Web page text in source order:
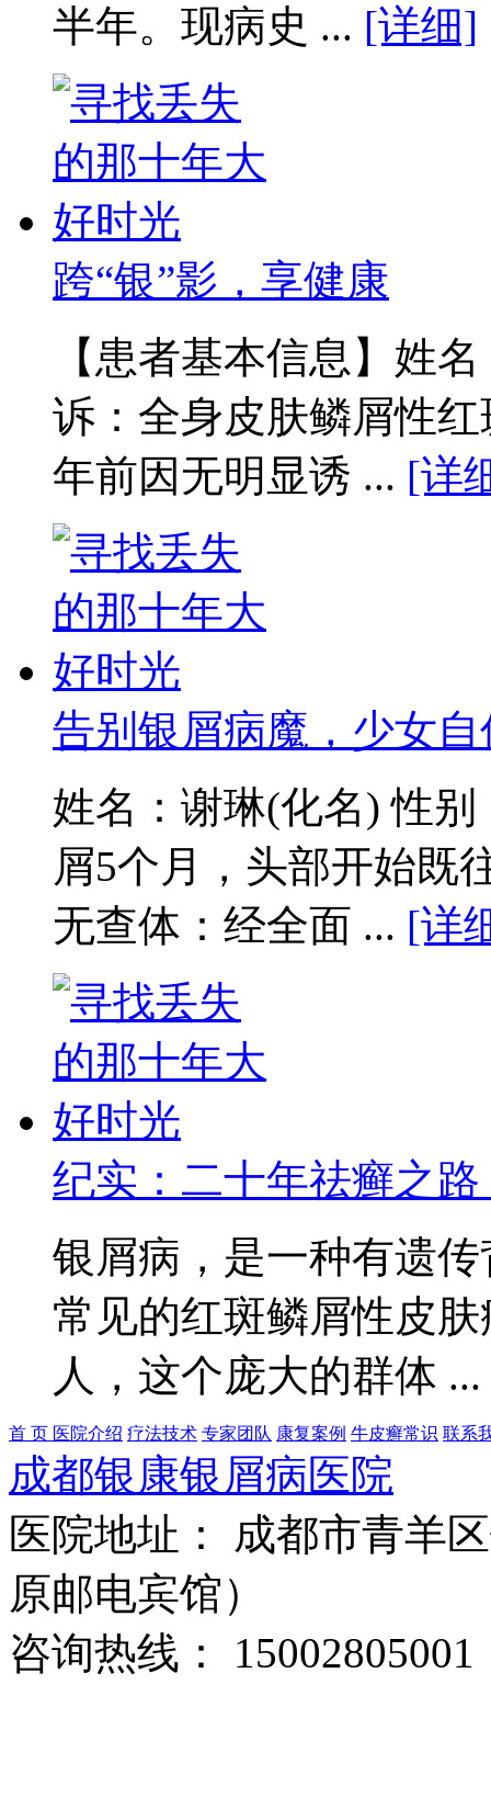
半年。现病史 ... [详细]
跨“银”影，享健康
【患者基本信息】姓
诉：全身皮肤鳞屑性
年前因无明显诱 ... [详
告别银屑病魔，少女
姓名：谢琳(化名) 性
屑5个月，头部开始既
无查体：经全面 ... [详
纪实：二十年祛癣之
银屑病，是一种有遗
常见的红斑鳞屑性皮
人，这个庞大的群体 ...
首 页 医院介绍 疗法技术 专家团队 康复案例 牛皮癣常识 联系
成都银康银屑病医院
医院地址： 成都市青羊
原邮电宾馆）
咨询热线： 15002805001